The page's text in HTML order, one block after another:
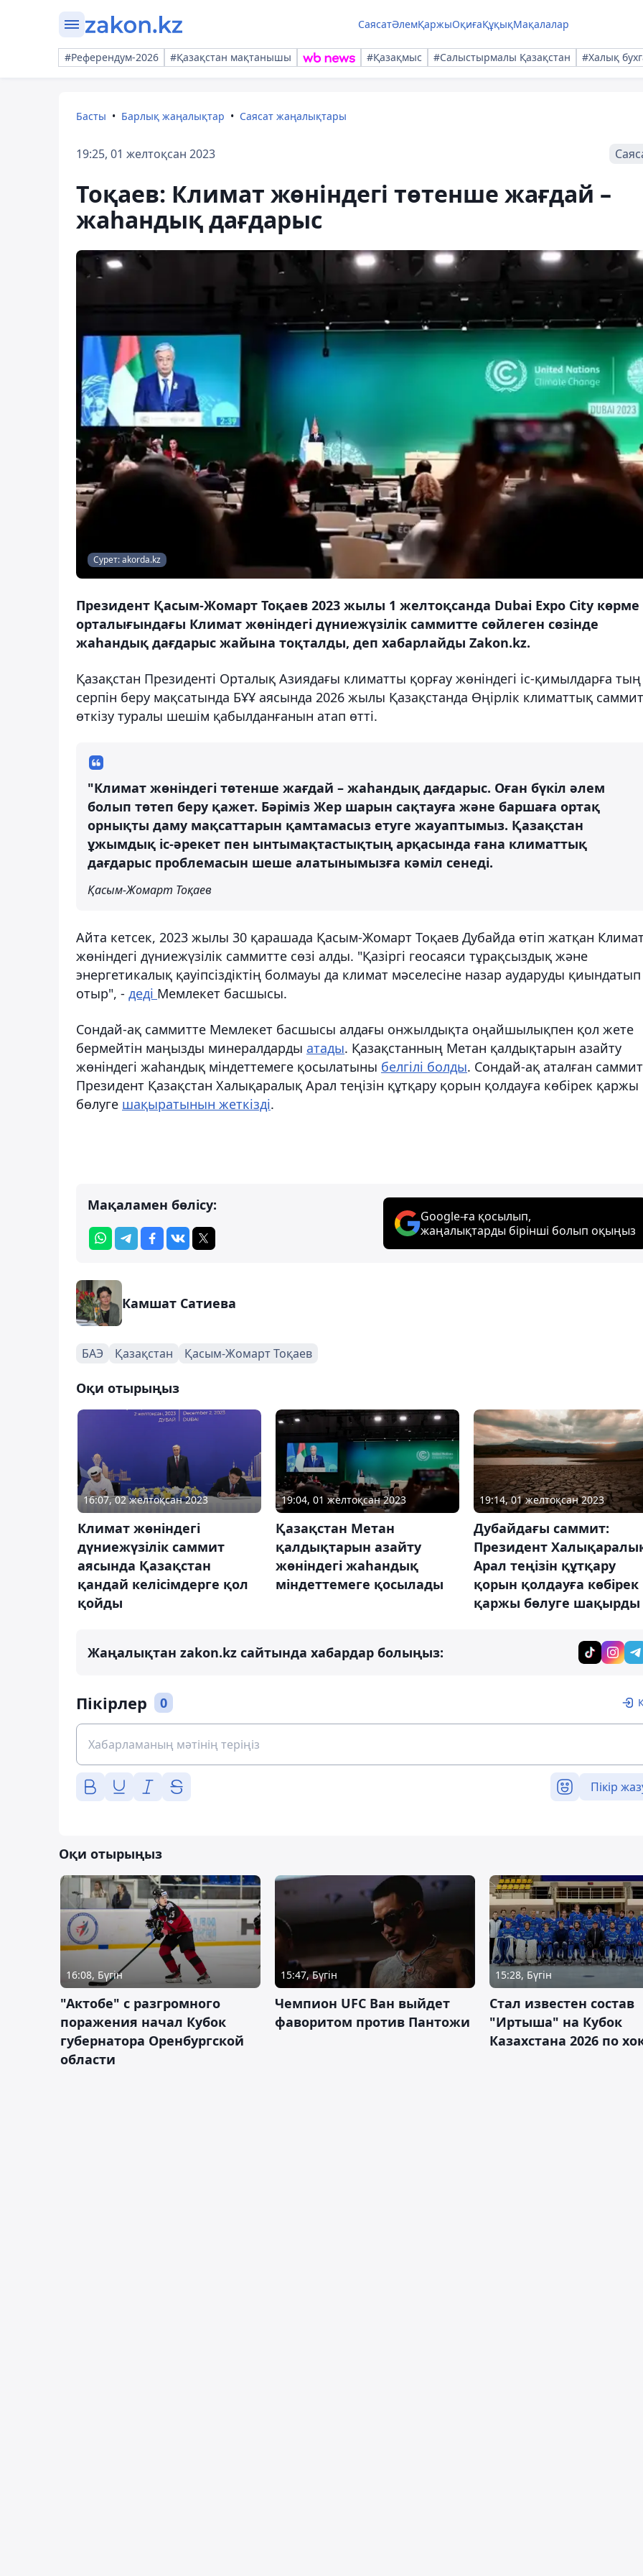
СаясатӘлемҚаржыОқиғаҚұқықМақалалар
#Референдум-2026 #Қазақстан мақтанышы #Қазақмыс #Салыстырмалы Қазақстан #Халық
Басты Барлық жаңалықтар Саясат жаңалықтары
19:25, 01 желтоқсан 2023
Тоқаев: Климат жөніндегі төтенше жағдай –
жаһандық дағдарыс
Сурет: akorda.kz
Президент Қасым-Жомарт Тоқаев 2023 жылы 1 желтоқсанда Dubai Expo City көрме
орталығындағы Климат жөніндегі дүниежүзілік саммитте сөйлеген сөзінде
жаһандық дағдарыс жайына тоқталды, деп хабарлайды Zakon.kz.
Қазақстан Президенті Орталық Азиядағы климатты қорғау жөніндегі іс-қимылдарға тың
серпін беру мақсатында БҰҰ аясында 2026 жылы Қазақстанда Өңірлік климаттық саммит
өткізу туралы шешім қабылданғанын атап өтті.
"Климат жөніндегі төтенше жағдай – жаһандық дағдарыс. Оған бүкіл әлем
болып төтеп беру қажет. Бәріміз Жер шарын сақтауға және баршаға ортақ
орнықты даму мақсаттарын қамтамасыз етуге жауаптымыз. Қазақстан
ұжымдық іс-әрекет пен ынтымақтастықтың арқасында ғана климаттық
дағдарыс проблемасын шеше алатынымызға кәміл сенеді.
Қасым-Жомарт Тоқаев
Айта кетсек, 2023 жылы 30 қарашада Қасым-Жомарт Тоқаев Дубайда өтіп жатқан
жөніндегі дүниежүзілік саммитте сөзі алды. "Қазіргі геосаяси тұрақсыздық және
энергетикалық қауіпсіздіктің болмауы да климат мәселесіне назар аударуды қиындатып
отыр", - деді Мемлекет басшысы.
Сондай-ақ саммитте Мемлекет басшысы алдағы онжылдықта оңайшылықпен қол жете
бермейтін маңызды минералдарды атады. Қазақстанның Метан қалдықтарын азайту
жөніндегі жаһандық міндеттемеге қосылатыны белгілі болды. Сондай-ақ аталған
Президент Қазақстан Халықаралық Арал теңізін құтқару қорын қолдауға көбірек қаржы
бөлуге шақыратынын жеткізді.
Мақаламен бөлісу:
Google-ға қосылып,
жаңалықтарды бірінші болып оқыңыз
Камшат Сатиева
БАЭ Қазақстан Қасым-Жомарт Тоқаев
Оқи отырыңыз
16:07, 02 желтоқсан 2023
Климат жөніндегі
дүниежүзілік саммит
аясында Қазақстан
қандай келісімдерге қол
қойды
19:04, 01 желтоқсан 2023
Қазақстан Метан
қалдықтарын азайту
жөніндегі жаһандық
міндеттемеге қосылады
19:14, 01 желтоқсан 2023
Дубайдағы саммит:
Президент
Арал теңізін құтқару
қорын қолдауға көбірек
қаржы бөлуге шақырды
Жаңалықтан zakon.kz сайтында хабардар болыңыз:
Пікірлер 0
Пікір
Оқи отырыңыз
16:08, Бүгін
"Актобе" с разгромного
поражения начал Кубок
губернатора Оренбургской
области
15:47, Бүгін
Чемпион UFC Ван выйдет
фаворитом против Пантожи
15:28, Бүгін
Стал известен состав
"Иртыша" на Кубок
Казахстана 2026 по